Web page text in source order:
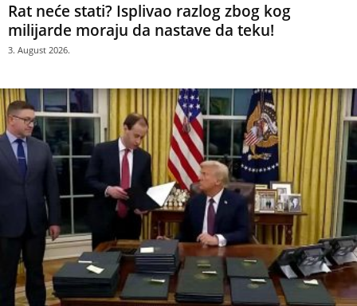
Rat neće stati? Isplivao razlog zbog kog
milijarde moraju da nastave da teku!
3. August 2026.